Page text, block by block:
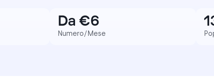
Da €6
Numero/Mese